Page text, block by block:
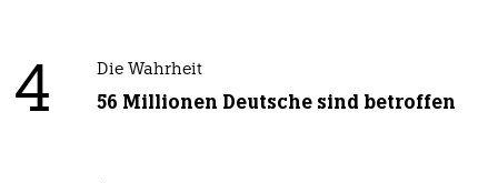
4 Die Wahrheit
56 Millionen Deutsche sind betroffen